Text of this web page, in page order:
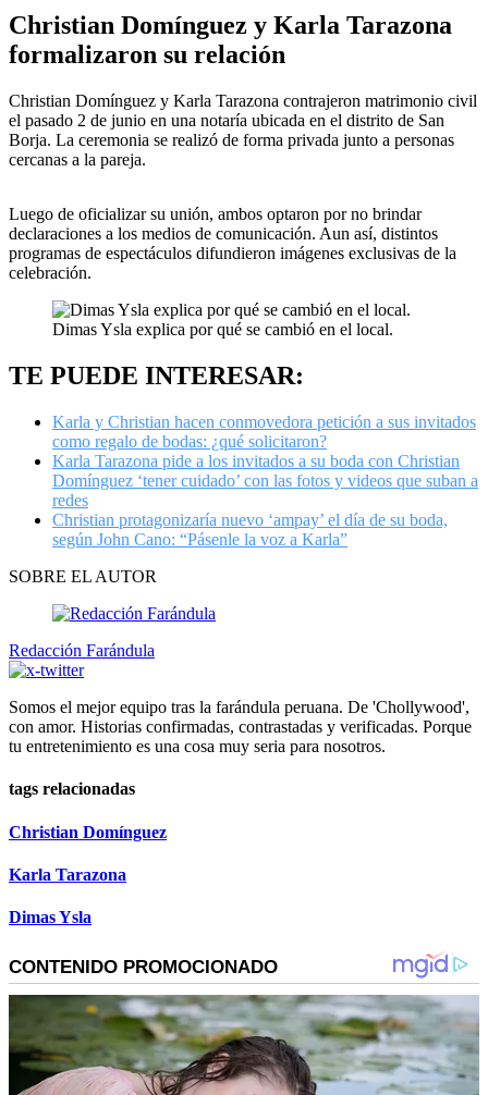
Christian Domínguez y Karla Tarazona
formalizaron su relación
Christian Domínguez y Karla Tarazona contrajeron matrimonio civil
el pasado 2 de junio en una notaría ubicada en el distrito de San
Borja. La ceremonia se realizó de forma privada junto a personas
cercanas a la pareja.
Luego de oficializar su unión, ambos optaron por no brindar
declaraciones a los medios de comunicación. Aun así, distintos
programas de espectáculos difundieron imágenes exclusivas de la
celebración.
Dimas Ysla explica por qué se cambió en el local.
TE PUEDE INTERESAR:
Karla y Christian hacen conmovedora petición a sus invitados
como regalo de bodas: ¿qué solicitaron?
Karla Tarazona pide a los invitados a su boda con Christian
Domínguez ‘tener cuidado’ con las fotos y videos que suban a
redes
Christian protagonizaría nuevo ‘ampay’ el día de su boda,
según John Cano: “Pásenle la voz a Karla”
SOBRE EL AUTOR
Redacción Farándula
Somos el mejor equipo tras la farándula peruana. De 'Chollywood',
con amor. Historias confirmadas, contrastadas y verificadas. Porque
tu entretenimiento es una cosa muy seria para nosotros.
tags relacionadas
Christian Domínguez
Karla Tarazona
Dimas Ysla